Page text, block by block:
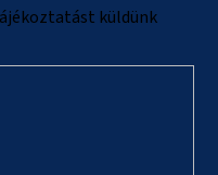
küldünk